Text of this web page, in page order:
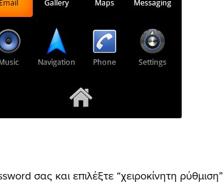
σας και επιλέξτε “χειροκίνητη ρύθμιση”